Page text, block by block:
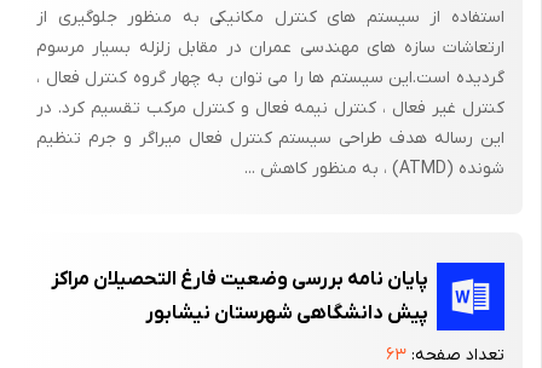
استفاده از سیستم های کنترل مکانیکی به منظور جلوگیری از
ارتعاشات سازه های مهندسی عمران در مقابل زلزله بسیار مرسوم
گردیده است.این سیستم ها را می توان به چهار گروه کنترل فعال ،
کنترل غیر فعال ، کنترل نیمه فعال و کنترل مرکب تقسیم کرد. در
این رساله هدف طراحی سیستم کنترل فعال میراگر و جرم تنظیم
شونده (ATMD) ، به منظور کاهش ...
پایان نامه بررسی وضعیت فارغ التحصیلان مراکز
پیش دانشگاهی شهرستان نیشابور
تعداد صفحه: ۶۳